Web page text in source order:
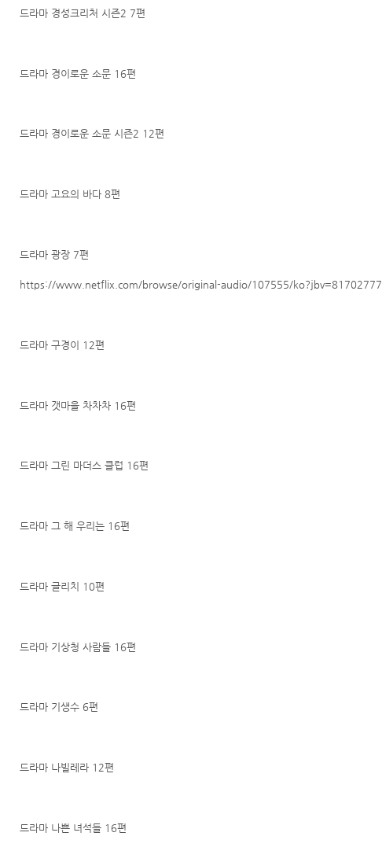
드라마 경성크리처 시즌2 7편
드라마 경이로운 소문 16편
드라마 경이로운 소문 시즌2 12편
드라마 고요의 바다 8편
드라마 광장 7편
https://www.netflix.com/browse/original-audio/107555/ko?jbv=81702777
드라마 구경이 12편
드라마 갯마을 차차차 16편
드라마 그린 마더스 클럽 16편
드라마 그 해 우리는 16편
드라마 글리치 10편
드라마 기상청 사람들 16편
드라마 기생수 6편
드라마 나빌레라 12편
드라마 나쁜 녀석들 16편